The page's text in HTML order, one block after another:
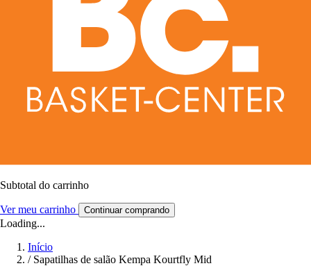
Subtotal do carrinho
Ver meu carrinho Continuar comprando
Loading...
Início
/ Sapatilhas de salão Kempa Kourtfly Mid